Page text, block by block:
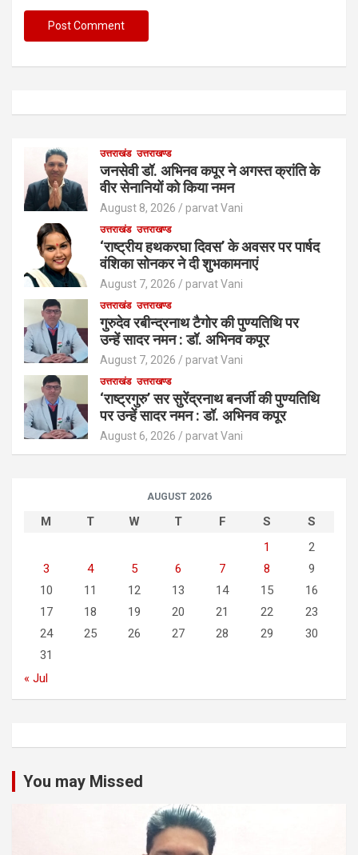
उत्तराखंड उत्तराखण्ड
जनसेवी डॉ. अभिनव कपूर ने अगस्त क्रांति के
वीर सेनानियों को किया नमन
August 8, 2026 parvat Vani
उत्तराखंड उत्तराखण्ड
‘राष्ट्रीय हथकरघा दिवस’ के अवसर पर पार्षद
वंशिका सोनकर ने दी शुभकामनाएं
August 7, 2026 parvat Vani
उत्तराखंड उत्तराखण्ड
गुरुदेव रबीन्द्रनाथ टैगोर की पुण्यतिथि पर
उन्हें सादर नमन : डॉ. अभिनव कपूर
August 7, 2026 parvat Vani
उत्तराखंड उत्तराखण्ड
‘राष्ट्रगुरु’ सर सुरेंद्रनाथ बनर्जी की पुण्यतिथि
पर उन्हें सादर नमन : डॉ. अभिनव कपूर
August 6, 2026 parvat Vani
AUGUST 2026
M T W T F S
S
1
2
3
4 5 6 7 8
9
10
11 12 13 14 15
16
17
18 19 20 21 22
23
24
25 26 27 28 29
30
31
« Jul
You may Missed